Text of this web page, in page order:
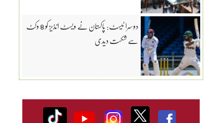
دوسرا ٹیسٹ: پاکستان نے ویسٹ انڈیز کو 8 وکٹ
سے شکست دیدی